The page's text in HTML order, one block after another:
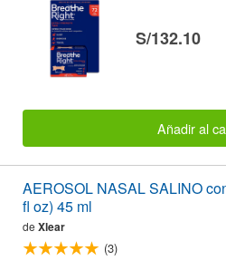
S/132.10
Añadir al
AEROSOL NASAL SALINO
fl oz) 45 ml
de Xlear
(3)